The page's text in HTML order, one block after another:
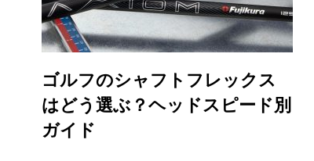
ゴルフのシャフトフレックス
はどう選ぶ？ヘッドスピード別
ガイド